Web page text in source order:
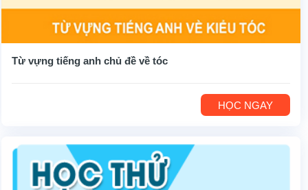
Từ vựng tiếng anh chủ đề về tóc
HỌC NGAY